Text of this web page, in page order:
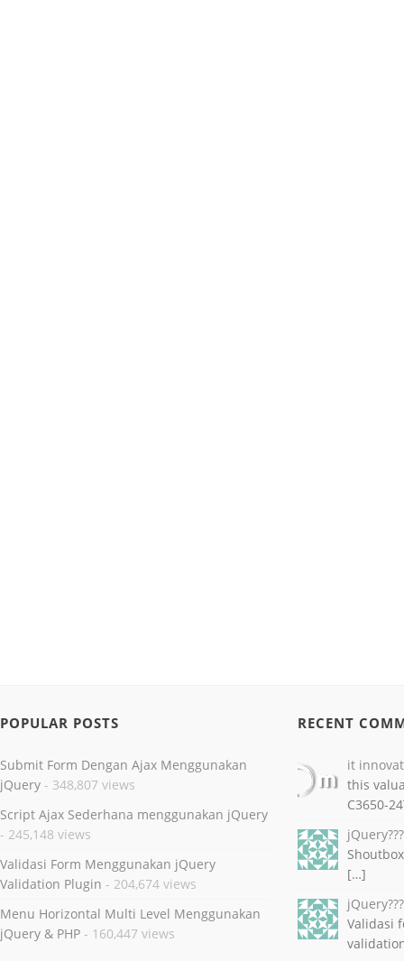
POPULAR POSTS
Submit Form Dengan Ajax Menggunakan
jQuery - 348,807 views
Script Ajax Sederhana menggunakan jQuery
- 245,148 views
Validasi Form Menggunakan jQuery
Validation Plugin - 204,674 views
Menu Horizontal Multi Level Menggunakan
jQuery & PHP - 160,447 views
RECENT
it
this
C3650-
[…]
Validasi